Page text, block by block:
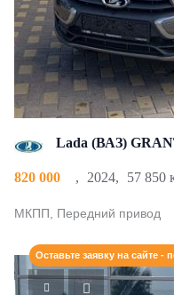
Lada (ВАЗ)
820 000 , 2024, 57 850
МКПП, Передний привод
Оставьте заявку на сайте -